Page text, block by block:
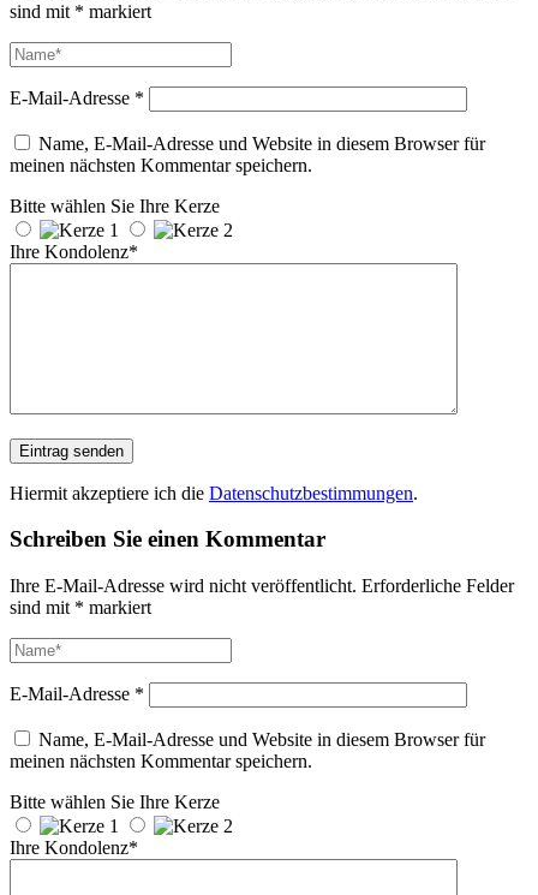
sind mit * markiert
E-Mail-Adresse *
Name, E-Mail-Adresse und Website in diesem Browser für
meinen nächsten Kommentar speichern.
Bitte wählen Sie Ihre Kerze
Ihre Kondolenz*
Hiermit akzeptiere ich die Datenschutzbestimmungen.
Schreiben Sie einen Kommentar
Ihre E-Mail-Adresse wird nicht veröffentlicht. Erforderliche Felder
sind mit * markiert
E-Mail-Adresse *
Name, E-Mail-Adresse und Website in diesem Browser für
meinen nächsten Kommentar speichern.
Bitte wählen Sie Ihre Kerze
Ihre Kondolenz*